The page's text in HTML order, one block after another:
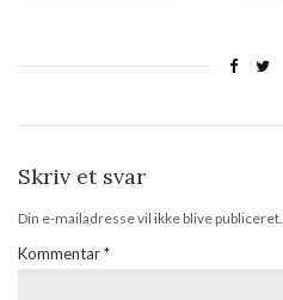
Skriv et svar
Din e-mailadresse vil ikke blive publiceret.
Kommentar*